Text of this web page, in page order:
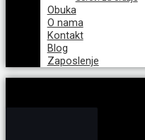
Obuka
O nama
Kontakt
Blog
Zaposlenje